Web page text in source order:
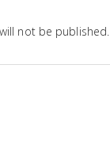
not be published.